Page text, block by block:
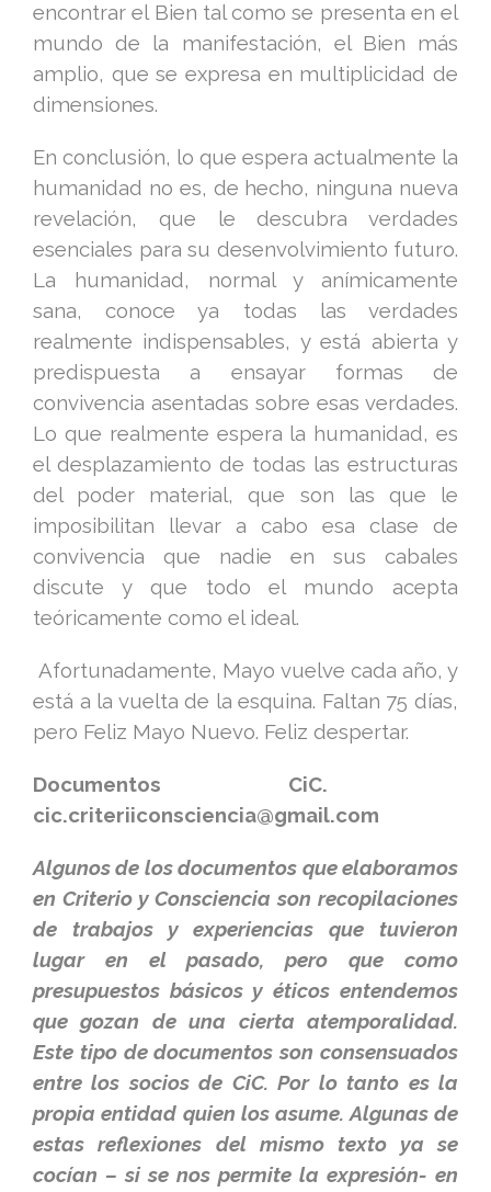
encontrar el Bien tal como se presenta en el
mundo de la manifestación, el Bien más
amplio, que se expresa en multiplicidad de
dimensiones.
En conclusión, lo que espera actualmente la
humanidad no es, de hecho, ninguna nueva
revelación, que le descubra verdades
esenciales para su desenvolvimiento futuro.
La humanidad, normal y anímicamente
sana, conoce ya todas las verdades
realmente indispensables, y está abierta y
predispuesta a ensayar formas de
convivencia asentadas sobre esas verdades.
Lo que realmente espera la humanidad, es
el desplazamiento de todas las estructuras
del poder material, que son las que le
imposibilitan llevar a cabo esa clase de
convivencia que nadie en sus cabales
discute y que todo el mundo acepta
teóricamente como el ideal.
Afortunadamente, Mayo vuelve cada año, y
está a la vuelta de la esquina. Faltan 75 días,
pero Feliz Mayo Nuevo. Feliz despertar.
Documentos CiC.
cic.criteriiconsciencia@gmail.com
Algunos de los documentos que elaboramos
en Criterio y Consciencia son recopilaciones
de trabajos y experiencias que tuvieron
lugar en el pasado, pero que como
presupuestos básicos y éticos entendemos
que gozan de una cierta atemporalidad.
Este tipo de documentos son consensuados
entre los socios de CiC. Por lo tanto es la
propia entidad quien los asume. Algunas de
estas reflexiones del mismo texto ya se
cocían – si se nos permite la expresión- en